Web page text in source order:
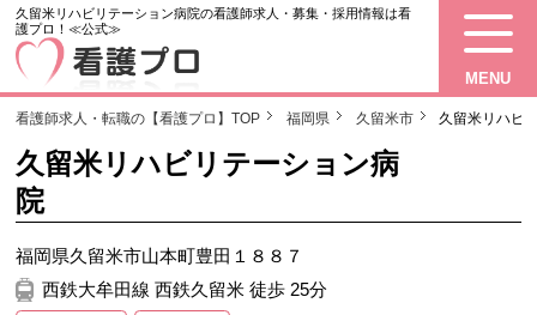
久留米リハビリテーション病院の看護師求人・募集・採用情報は看
護プロ！≪公式≫
MENU
看護師求人・転職の【看護プロ】TOP 福岡県 久留米市 久留米リハビ
久留米リハビリテーション病
院
福岡県久留米市山本町豊田１８８７
西鉄大牟田線 西鉄久留米 徒歩 25分